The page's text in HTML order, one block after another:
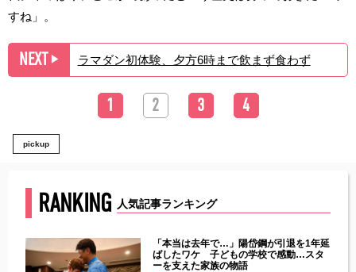
すね」。
NEXT ▶︎ ラマダン初体験、夕方6時まで飲まず食わず
1 2 3 4
pickup
RANKING 人気記事ランキング
「本当は去年で…」陽岱鋼が引退を1年延
ばしたワケ 子どもの学校で感動…スタ
ーを支えた家族の物語